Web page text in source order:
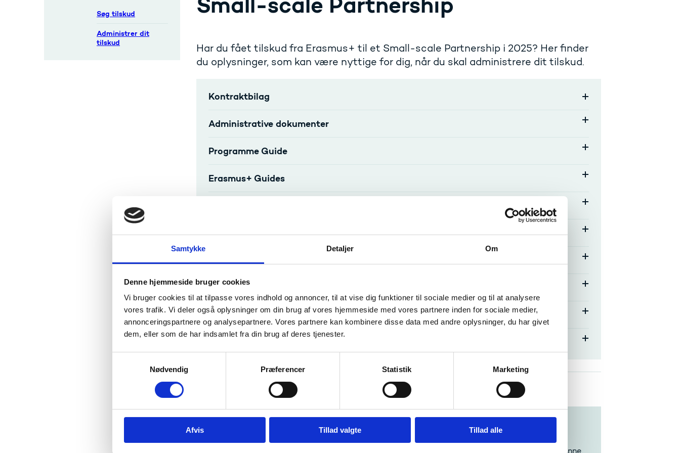
Samtykke Detaljer Om
Denne hjemmeside bruger cookies
Vi bruger cookies til at tilpasse vores indhold og annoncer, til at vise dig funktioner til sociale medier og til at analysere
vores trafik. Vi deler også oplysninger om din brug af vores hjemmeside med vores partnere inden for sociale medier,
annonceringspartnere og analysepartnere. Vores partnere kan kombinere disse data med andre oplysninger, du har givet
dem, eller som de har indsamlet fra din brug af deres tjenester.
Nødvendig Præferencer Statistik Marketing
Afvis Tillad valgte Tillad alle
Søg tilskud
Administrer dit
tilskud
Har du fået tilskud fra Erasmus+ til et Small-scale Partnership i 2025? Her finder
du oplysninger, som kan være nyttige for dig, når du skal administrere dit tilskud.
Kontraktbilag
Administrative dokumenter
Programme Guide
Erasmus+ Guides
ORS-Organisation Registration System
Formidling af dit projekt
Final report
Behandling af data og personoplysninger
Klagevejledning
Hjælp til administration
Har du spørgsmål til afrapportering eller bilag, kontakt
Bevillingsenheden Svendborg
Sanne